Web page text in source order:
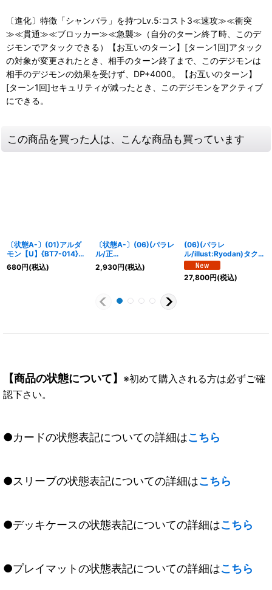
〔進化〕特徴「シャンバラ」を持つLv.5:コスト3≪速攻≫≪衝突
≫≪貫通≫≪ブロッカー≫≪急襲≫（自分のターン終了時、このデ
ジモンでアタックできる）【お互いのターン】[ターン1回]アタック
の対象が変更されたとき、相手のターン終了まで、このデジモンは
相手のデジモンの効果を受けず、DP+4000。【お互いのターン】
[ターン1回]セキュリティが減ったとき、このデジモンをアクティブ
にできる。
この商品を買った人は、こんな商品も買っています
〔状態A-〕(01)アルダ
モン【U】{BT7-014}
《赤》
680円(税込)
〔状態A-〕(06)(パラレ
ル/正
面/illust:Tonamikanji)
シャイングレイモン：バ
【SEC-P】{BT25-104}
《多》
2,930円(税込)
(06)(パラレ
ル/illust:Ryodan)タクト
ウモン【SP】{EX12-
057}《多》
27,800円(税込)
【商品の状態について】 ※初めて購入される方は必ずご確
認下さい。
●カードの状態表記についての詳細はこちら
●スリーブの状態表記についての詳細はこちら
●デッキケースの状態表記についての詳細はこちら
●プレイマットの状態表記についての詳細はこちら